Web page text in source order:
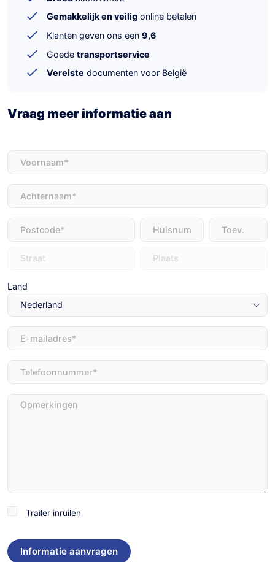
Gemakkelijk en veilig online betalen
Klanten geven ons een 9,6
Goede transportservice
Vereiste documenten voor België
Vraag meer informatie aan
Voornaam
Achternaam
Adres
Land
E-
mailadres(Vereist)
Telefoon
Opmerkingen
TrailerTrailer inruilen